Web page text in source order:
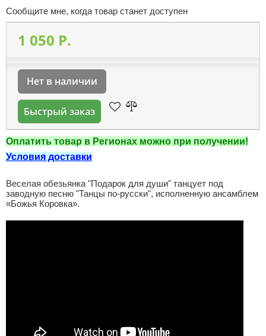
Сообщите мне, когда товар станет доступен
1 050 P.
Нет в наличии
Быстрый заказ
Оплатить товар в Регионах можно при получении!
Условия доставки
Веселая обезьянка "Подарок для души" танцует под
заводную песню "Танцы по-русски", исполненную ансамблем
«Божья Коровка».